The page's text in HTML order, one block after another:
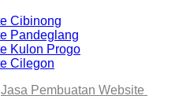
Cibinong
Pandeglang
Kulon Progo
Cilegon
Jasa Pembuatan Website